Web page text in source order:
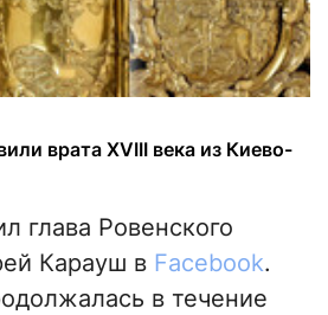
врата XVIII века из Киево-
глава Ровенского
Карауш в Facebook.
в течение